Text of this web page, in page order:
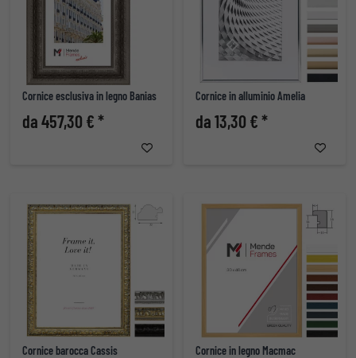
Cornice esclusiva in legno Banias
da 457,30 € *
Cornice in alluminio Amelia
da 13,30 € *
Cornice barocca Cassis Cornice in legno Macmac